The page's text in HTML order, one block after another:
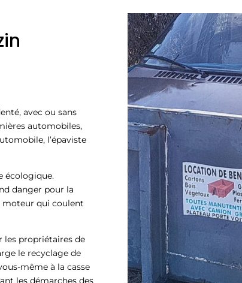
avec ou sans
automobiles,
l’épaviste
écologique.
danger pour la
moteur qui coulent
les propriétaires de
le recyclage de
même à la casse